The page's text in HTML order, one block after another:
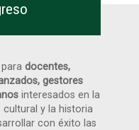
docentes,
gestores
interesados en la
cultural y la historia
con éxito las